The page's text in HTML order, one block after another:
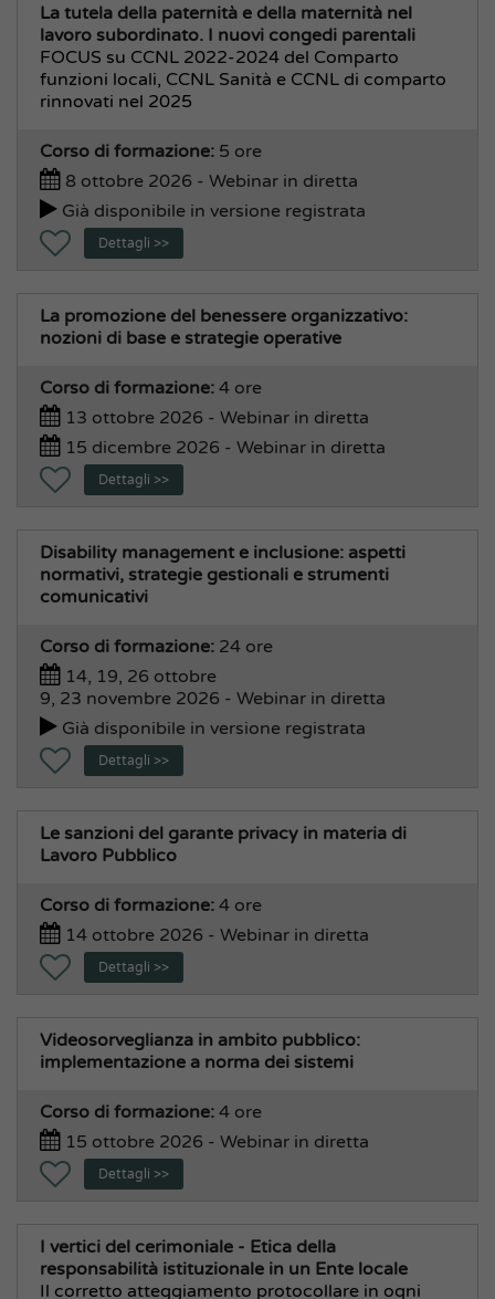
La tutela della paternità e della maternità nel
lavoro subordinato. I nuovi congedi parentali
FOCUS su CCNL 2022-2024 del Comparto
funzioni locali, CCNL Sanità e CCNL di comparto
rinnovati nel 2025
Corso di formazione: 5 ore
8 ottobre 2026 - Webinar in diretta
Già disponibile in versione registrata
Dettagli >>
La promozione del benessere organizzativo:
nozioni di base e strategie operative
Corso di formazione: 4 ore
13 ottobre 2026 - Webinar in diretta
15 dicembre 2026 - Webinar in diretta
Dettagli >>
Disability management e inclusione: aspetti
normativi, strategie gestionali e strumenti
comunicativi
Corso di formazione: 24 ore
14, 19, 26 ottobre
9, 23 novembre 2026 - Webinar in diretta
Già disponibile in versione registrata
Dettagli >>
Le sanzioni del garante privacy in materia di
Lavoro Pubblico
Corso di formazione: 4 ore
14 ottobre 2026 - Webinar in diretta
Dettagli >>
Videosorveglianza in ambito pubblico:
implementazione a norma dei sistemi
Corso di formazione: 4 ore
15 ottobre 2026 - Webinar in diretta
Dettagli >>
I vertici del cerimoniale - Etica della
responsabilità istituzionale in un Ente locale
Il corretto atteggiamento protocollare in ogni